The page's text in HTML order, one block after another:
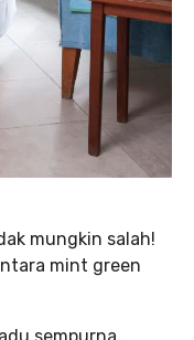
mungkin salah!
mint green